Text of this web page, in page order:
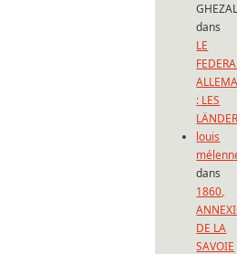
dans
LE
: LES
louis
dans
1860,
DE LA
SAVOIE